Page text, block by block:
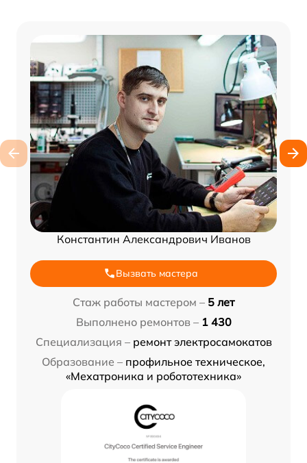
Константин Александрович Иванов
Вызвать мастера
Стаж работы мастером – 5 лет
Выполнено ремонтов – 1 430
Специализация – ремонт электросамокатов
Образование – профильное техническое,
«Мехатроника и робототехника»